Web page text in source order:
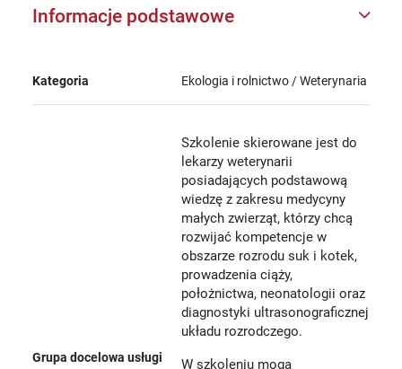
Informacje podstawowe
Kategoria Ekologia i rolnictwo / Weterynaria
Grupa docelowa usługi
Szkolenie skierowane jest do
lekarzy weterynarii
posiadających podstawową
wiedzę z zakresu medycyny
małych zwierząt, którzy chcą
rozwijać kompetencje w
obszarze rozrodu suk i kotek,
prowadzenia ciąży,
położnictwa, neonatologii oraz
diagnostyki ultrasonograficznej
układu rozrodczego.
W szkoleniu mogą